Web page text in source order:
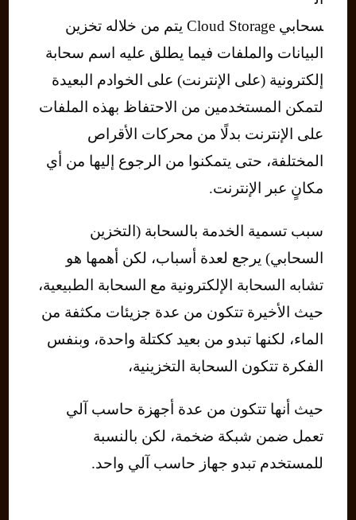
سحابي Cloud Storage يتم من خلاله تخزين
البيانات والملفات فيما يطلق عليه اسم سحابة
إلكترونية (على الإنترنت) على الخوادم البعيدة
لتمكن المستخدمين من الاحتفاظ بهذه الملفات
على الإنترنت بدلًا من محركات الأقراص
المختلفة، حتى يتمكنوا من الرجوع إليها من أي
مكانٍ عبر الإنترنت.
سبب تسمية الخدمة بالسحابة (التخزين
السحابي) يرجع لعدة أسباب، لكن أهمها هو
تشابه السحابة الإلكترونية مع السحابة الطبيعية،
حيث الأخيرة تتكون من عدة جزيئات مكثفة من
الماء، لكنها تبدو من بعيد ككتلة واحدة، وبنفس
الفكرة تتكون السحابة التخزينية،
حيث أنها تتكون من عدة أجهزة حاسب آلي
تعمل ضمن شبكة ضخمة، لكن بالنسبة
للمستخدم تبدو جهاز حاسب آلي واحد.